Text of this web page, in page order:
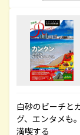
白砂のビーチと
グ、エンタメも
満喫する